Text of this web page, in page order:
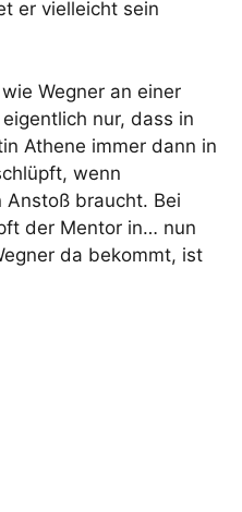
er vielleicht sein
Wegner an einer
nur, dass in
Athene immer dann in
wenn
Anstoß braucht. Bei
der Mentor in… nun
da bekommt, ist